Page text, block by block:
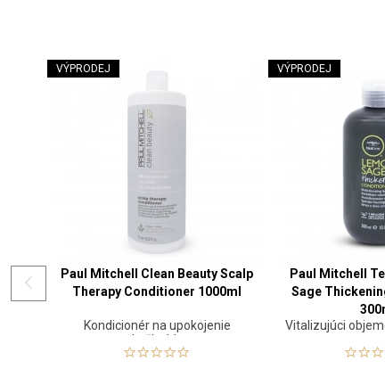
VÝPRODEJ
Paul Mitchell Clean Beauty Scalp
Therapy Conditioner 1000ml
Kondicionér na upokojenie
pokožky hlavy
VÝPRODEJ
Paul Mitchell
Sage
Vitalizujúci